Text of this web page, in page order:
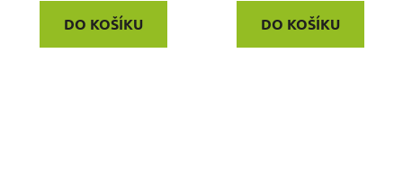
DO KOŠÍKU DO KOŠÍKU